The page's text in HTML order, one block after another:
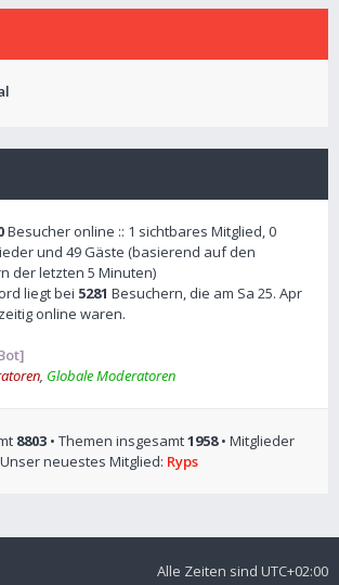
Besucher online :: 1 sichtbares Mitglied, 0
und 49 Gäste (basierend auf den
der letzten 5 Minuten)
liegt bei 5281 Besuchern, die am Sa 25. Apr
online waren.
, Globale Moderatoren
8803 • Themen insgesamt1958• Mitglieder
neuestes Mitglied: Ryps
Alle Zeiten sind UTC+02:00